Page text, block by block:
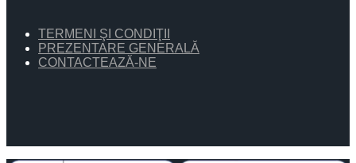
TERMENI ŞI CONDIŢII
PREZENTARE GENERALĂ
CONTACTEAZĂ-NE